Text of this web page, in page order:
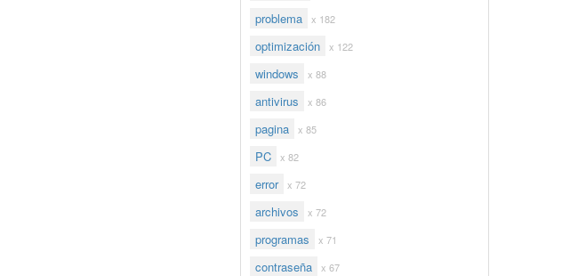
problema x 182
optimización x 122
windows x 88
antivirus x 86
pagina x 85
PC x 82
error x 72
archivos x 72
programas x 71
contraseña x 67